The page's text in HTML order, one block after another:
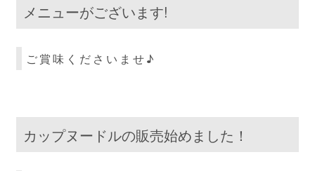
メニューがございます!
ご賞味くださいませ♪
カップヌードルの販売始めました！